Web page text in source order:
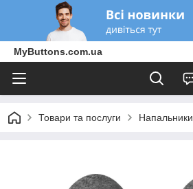
MyButtons.com.ua
Товари та послуги Напальники